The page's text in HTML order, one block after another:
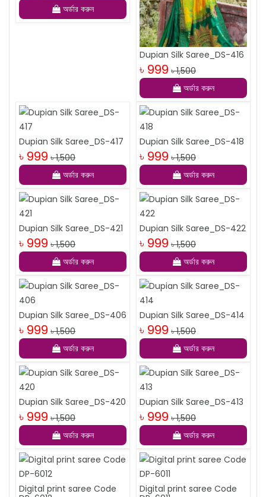
অর্ডার করুন
Dupian Silk Saree_DS-416
৳ 999 ৳ 1,500
অর্ডার করুন
Dupian Silk Saree_DS-417
৳ 999 ৳ 1,500
অর্ডার করুন
Dupian Silk Saree_DS-418
৳ 999 ৳ 1,500
অর্ডার করুন
Dupian Silk Saree_DS-421
৳ 999 ৳ 1,500
অর্ডার করুন
Dupian Silk Saree_DS-422
৳ 999 ৳ 1,500
অর্ডার করুন
Dupian Silk Saree_DS-406
৳ 999 ৳ 1,500
অর্ডার করুন
Dupian Silk Saree_DS-414
৳ 999 ৳ 1,500
অর্ডার করুন
Dupian Silk Saree_DS-420
৳ 999 ৳ 1,500
অর্ডার করুন
Dupian Silk Saree_DS-413
৳ 999 ৳ 1,500
অর্ডার করুন
Digital print saree Code
Digital print saree Code